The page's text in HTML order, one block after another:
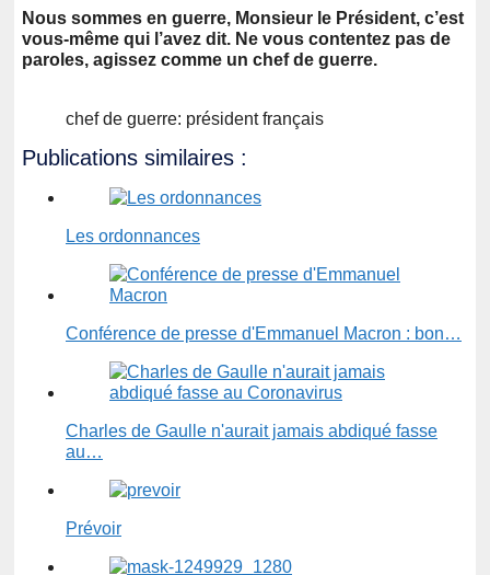
Nous sommes en guerre, Monsieur le Président, c’est
vous-même qui l’avez dit. Ne vous contentez pas de
paroles, agissez comme un chef de guerre.
chef de guerre: président français
Publications similaires :
Les ordonnances
Conférence de presse d'Emmanuel Macron : bon…
Charles de Gaulle n'aurait jamais abdiqué fasse
au…
Prévoir